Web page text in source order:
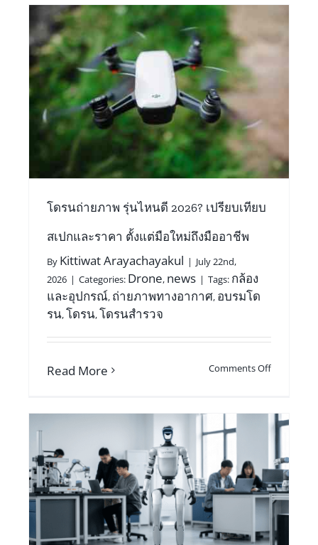
โดรนถ่ายภาพ รุ่นไหนดี 2026? เปรียบเทียบ
สเปกและราคา ตั้งแต่มือใหม่ถึงมืออาชีพ
By Kittiwat Arayachayakul | July 22nd,
2026 | Categories: Drone, news | Tags: กล้อง
และอุปกรณ์, ถ่ายภาพทางอากาศ, อบรมโด
รน,โดรน,โดรนสำรวจ
Read More Comments Off